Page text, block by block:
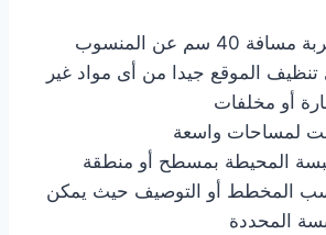
يتم كشط التربة مسافة 40 سم عن المنسوب
الموقع جيدا من أى مواد غير
أو مخلفات
لمساحات واسعة
المحيطة بمسطح أو منطقة
المخطط أو التوصيف حيث يمكن
المحددة